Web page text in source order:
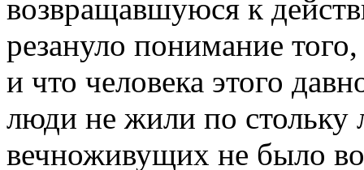
возвращавшуюся к
резануло понимание
и что человека этого
люди не жили по стольку
вечноживущих не было